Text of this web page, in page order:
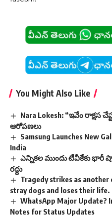
You Might Also Like
Nara Lokesh: “ఇవేం రాక్షస
ఆరోపణలు
Samsung Launches New
India
ఎన్నికల ముందు టీవీకేకు భారీ
రద్దు
Tragedy strikes as
stray dogs and loses their life.
WhatsApp Major Update?
Notes for Status Updates